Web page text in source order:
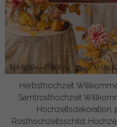
Herbsthochzeit
Samtrosthochzeit
Hochzeitsdekoration,
Rosthochzeitsschild,